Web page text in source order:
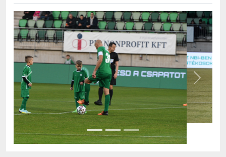
Previous Next